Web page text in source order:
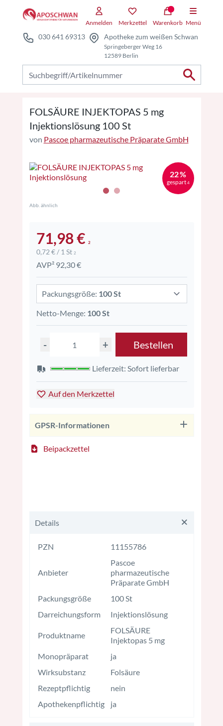
Anmelden Merkzettel Warenkorb Menü
030 641 69313 Apotheke zum weißen Schwan
Springeberger Weg 16
12589 Berlin
FOLSÄURE INJEKTOPAS 5 mg
Injektionslösung 100 St
von Pascoe pharmazeutische Präparate GmbH
22 %
gespart 4
Abb. ähnlich
71,98 € 2
0,72 € / 1 St 2
AVP² 92,30 €
Packungsgröße: 100 St
Netto-Menge: 100 St
- + Bestellen
Lieferzeit: Sofort lieferbar
Auf den Merkzettel
GPSR-Informationen
Beipackzettel
Details
PZN 11155786
Anbieter
Pascoe
pharmazeutische
Präparate GmbH
Packungsgröße
100 St
Darreichungsform
Injektionslösung
Produktname
FOLSÄURE
Injektopas 5 mg
Monopräparat
ja
Wirksubstanz
Folsäure
Rezeptpflichtig
nein
Apothekenpflichtig
ja